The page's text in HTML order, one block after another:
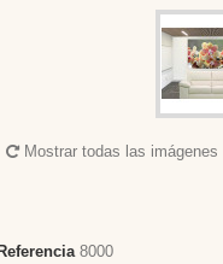
Mostrar todas las imágenes
8000